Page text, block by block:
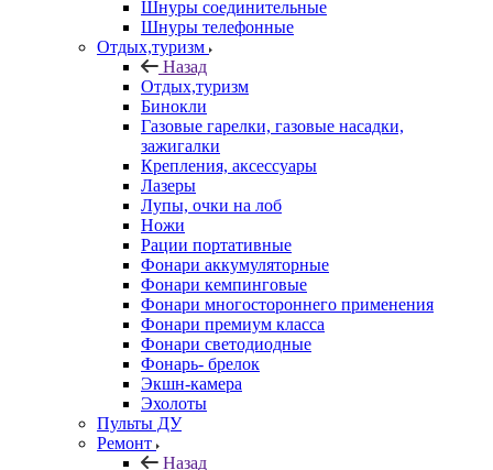
Шнуры соединительные
Шнуры телефонные
Отдых,туризм
Назад
Отдых,туризм
Бинокли
Газовые гарелки, газовые насадки,
зажигалки
Крепления, аксессуары
Лазеры
Лупы, очки на лоб
Ножи
Рации портативные
Фонари аккумуляторные
Фонари кемпинговые
Фонари многостороннего применения
Фонари премиум класса
Фонари светодиодные
Фонарь- брелок
Экшн-камера
Эхолоты
Пульты ДУ
Ремонт
Назад